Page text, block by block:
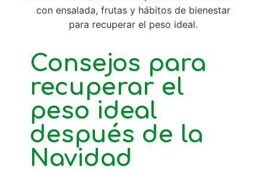
Consejos para
recuperar el
peso ideal
después de la
Navidad